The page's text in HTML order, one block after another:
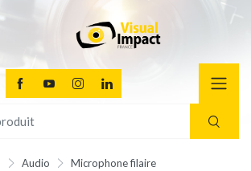
Audio
Microphone filaire